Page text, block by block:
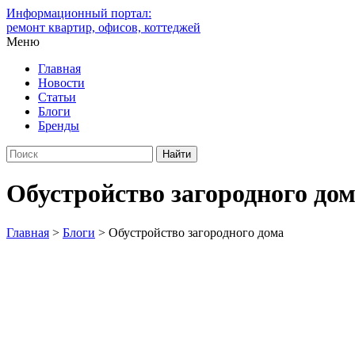
Информационный портал:
ремонт квартир, офисов, коттеджей
Меню
Главная
Новости
Статьи
Блоги
Бренды
Обустройство загородного
Главная > Блоги > Обустройство загородного дома